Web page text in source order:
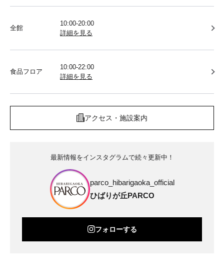
全館
10:00-20:00
詳細を見る
食品フロア
10:00-22:00
詳細を見る
アクセス・施設案内
最新情報をインスタグラムで続々更新中！
parco_hibarigaoka_official
ひばりが丘PARCO
フォローする